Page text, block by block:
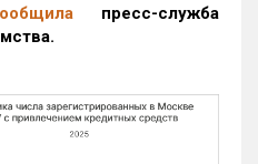
пресс-служба